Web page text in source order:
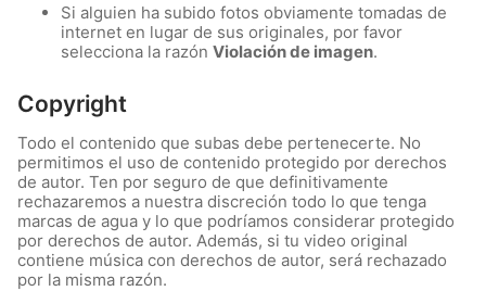
Si alguien ha subido fotos obviamente tomadas de
internet en lugar de sus originales, por favor
selecciona la razón Violación de imagen.
Copyright
Todo el contenido que subas debe pertenecerte. No
permitimos el uso de contenido protegido por derechos
de autor. Ten por seguro de que definitivamente
rechazaremos a nuestra discreción todo lo que tenga
marcas de agua y lo que podríamos considerar protegido
por derechos de autor. Además, si tu video original
contiene música con derechos de autor, será rechazado
por la misma razón.